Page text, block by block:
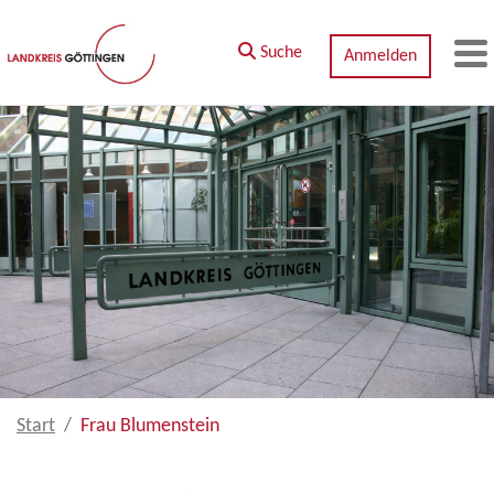
Zum Hauptinhalt springen
Suche Anmelden
Start Frau Blumenstein